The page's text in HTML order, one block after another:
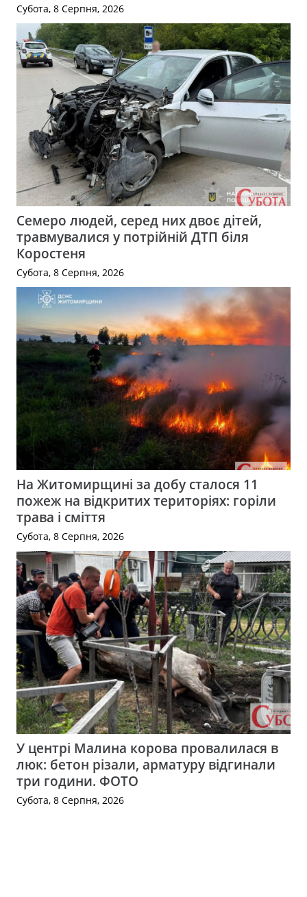
Субота, 8 Серпня, 2026
Семеро людей, серед них двоє дітей,
травмувалися у потрійній ДТП біля
Коростеня
Субота, 8 Серпня, 2026
На Житомирщині за добу сталося 11
пожеж на відкритих територіях: горіли
трава і сміття
Субота, 8 Серпня, 2026
У центрі Малина корова провалилася в
люк: бетон різали, арматуру відгинали
три години. ФОТО
Субота, 8 Серпня, 2026